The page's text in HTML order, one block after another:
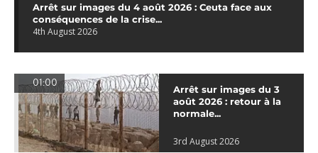
Arrêt sur images du 4 août 2026 : Ceuta face aux
conséquences de la crise...
4th August 2026
01:00
Arrêt sur images du 3
août 2026 : retour à la
normale...
3rd August 2026